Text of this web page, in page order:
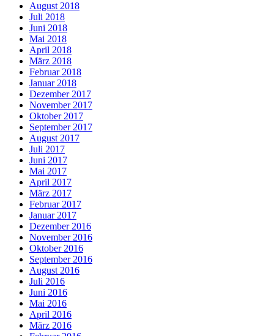
August 2018
Juli 2018
Juni 2018
Mai 2018
April 2018
März 2018
Februar 2018
Januar 2018
Dezember 2017
November 2017
Oktober 2017
September 2017
August 2017
Juli 2017
Juni 2017
Mai 2017
April 2017
März 2017
Februar 2017
Januar 2017
Dezember 2016
November 2016
Oktober 2016
September 2016
August 2016
Juli 2016
Juni 2016
Mai 2016
April 2016
März 2016